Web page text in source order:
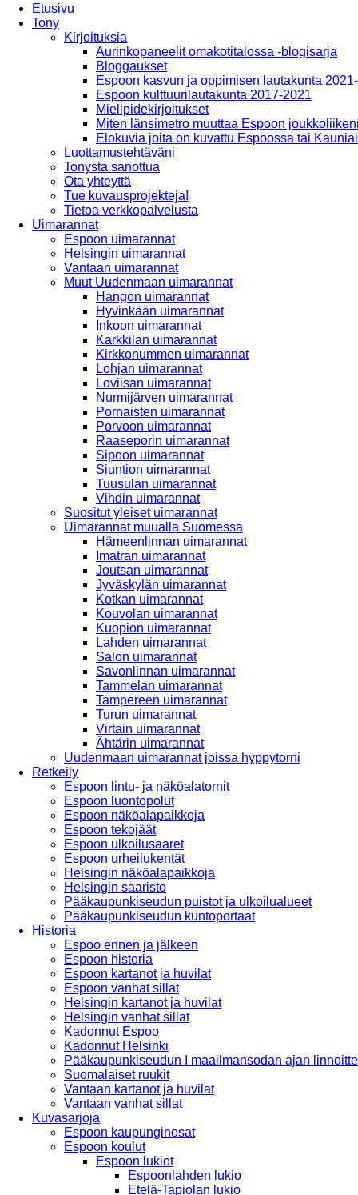
Etusivu
Tony
Kirjoituksia
Aurinkopaneelit omakotitalossa -blogisarja
Bloggaukset
Espoon kasvun ja oppimisen lautakunta
Espoon kulttuurilautakunta 2017-2021
Mielipidekirjoitukset
Miten länsimetro muuttaa Espoon
Elokuvia joita on kuvattu Espoossa tai
Luottamustehtäväni
Tonysta sanottua
Ota yhteyttä
Tue kuvausprojekteja!
Tietoa verkkopalvelusta
Uimarannat
Espoon uimarannat
Helsingin uimarannat
Vantaan uimarannat
Muut Uudenmaan uimarannat
Hangon uimarannat
Hyvinkään uimarannat
Inkoon uimarannat
Karkkilan uimarannat
Kirkkonummen uimarannat
Lohjan uimarannat
Loviisan uimarannat
Nurmijärven uimarannat
Pornaisten uimarannat
Porvoon uimarannat
Raaseporin uimarannat
Sipoon uimarannat
Siuntion uimarannat
Tuusulan uimarannat
Vihdin uimarannat
Suositut yleiset uimarannat
Uimarannat muualla Suomessa
Hämeenlinnan uimarannat
Imatran uimarannat
Joutsan uimarannat
Jyväskylän uimarannat
Kotkan uimarannat
Kouvolan uimarannat
Kuopion uimarannat
Lahden uimarannat
Salon uimarannat
Savonlinnan uimarannat
Tammelan uimarannat
Tampereen uimarannat
Turun uimarannat
Virtain uimarannat
Ähtärin uimarannat
Uudenmaan uimarannat joissa hyppytorni
Retkeily
Espoon lintu- ja näköalatornit
Espoon luontopolut
Espoon näköalapaikkoja
Espoon tekojäät
Espoon ulkoilusaaret
Espoon urheilukentät
Helsingin näköalapaikkoja
Helsingin saaristo
Pääkaupunkiseudun puistot ja ulkoilualueet
Pääkaupunkiseudun kuntoportaat
Historia
Espoo ennen ja jälkeen
Espoon historia
Espoon kartanot ja huvilat
Espoon vanhat sillat
Helsingin kartanot ja huvilat
Helsingin vanhat sillat
Kadonnut Espoo
Kadonnut Helsinki
Pääkaupunkiseudun I maailmansodan ajan
Suomalaiset ruukit
Vantaan kartanot ja huvilat
Vantaan vanhat sillat
Kuvasarjoja
Espoon kaupunginosat
Espoon koulut
Espoon lukiot
Espoonlahden lukio
Etelä-Tapiolan lukio